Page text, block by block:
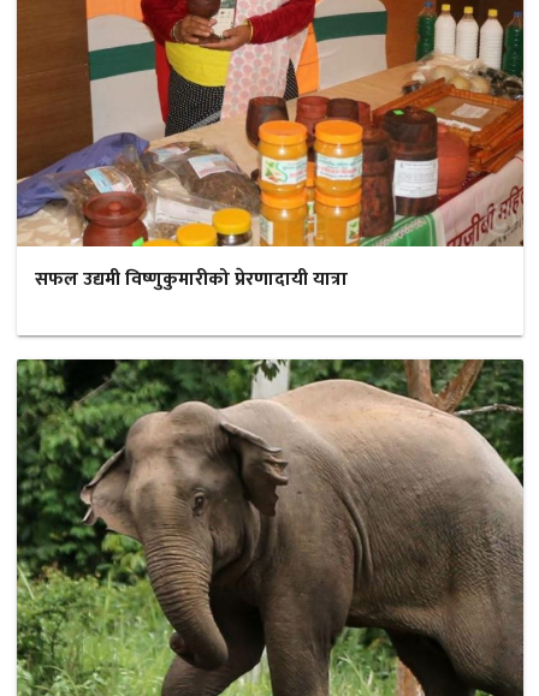
सफल उद्यमी विष्णुकुमारीको प्रेरणादायी यात्रा